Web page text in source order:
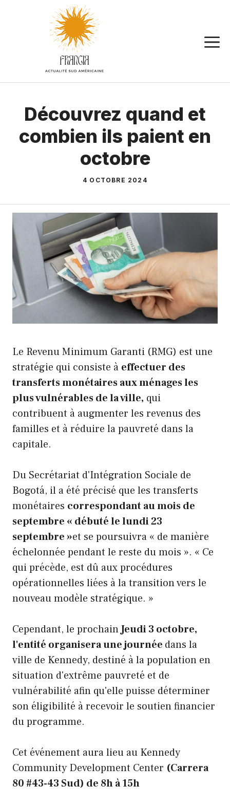
Découvrez quand et
combien ils paient en
octobre
4 OCTOBRE 2024
Le Revenu Minimum Garanti (RMG) est une
stratégie qui consiste à effectuer des
transferts monétaires aux ménages les
plus vulnérables de la ville, qui
contribuent à augmenter les revenus des
familles et à réduire la pauvreté dans la
capitale.
Du Secrétariat d'Intégration Sociale de
Bogotá, il a été précisé que les transferts
monétaires correspondant au mois de
septembre « débuté le lundi 23
septembre »et se poursuivra « de manière
échelonnée pendant le reste du mois ». « Ce
qui précède, est dû aux procédures
opérationnelles liées à la transition vers le
nouveau modèle stratégique. »
Cependant, le prochainJeudi 3 octobre,
l'entité organisera une journée dans la
ville de Kennedy, destiné à la population en
situation d'extrême pauvreté et de
vulnérabilité afin qu'elle puisse déterminer
son éligibilité à recevoir le soutien financier
du programme.
Cet événement aura lieu au Kennedy
Community Development Center (Carrera
80 #43-43 Sud) de 8h à 15h